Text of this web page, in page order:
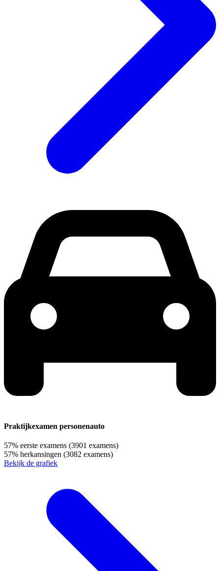
Praktijkexamen personenauto
57% eerste examens (3901 examens)
57% herkansingen (3082 examens)
Bekijk de grafiek